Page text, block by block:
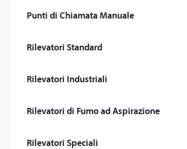
Punti di Chiamata Manuale
Rilevatori Standard
Rilevatori Industriali
Rilevatori di Fumo ad Aspirazione
Rilevatori Speciali